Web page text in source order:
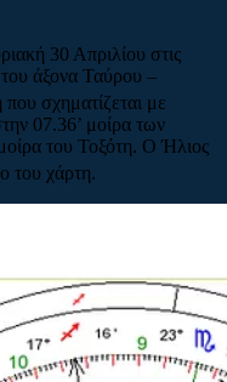
30 Απριλίου στις
άξονα Ταύρου –
που σχηματίζεται με
07.36’ μοίρα των
του Τοξότη. Ο Ήλιος
του χάρτη.